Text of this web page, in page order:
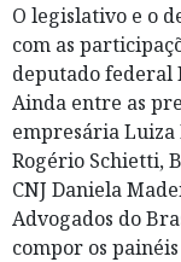
O legislativo e o
com as
deputado federal
Ainda entre as
empresária Luiza
Rogério Schietti,
CNJ Daniela
Advogados do
compor os